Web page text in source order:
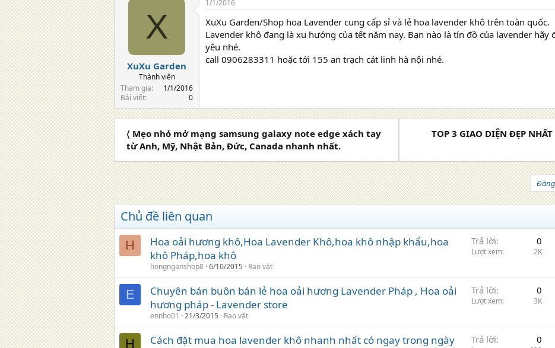
g
h
ó
a
X
XuXu Garden
Thành viên
Tham gia
1/1/2016
Bài viết
0
1/1/2016
XuXu Garden/Shop hoa Lavender cung cấp sỉ và lẻ hoa lavender khô trên toàn quốc.
Lavender khô đang là xu hướng của tết năm nay. Bạn nào là tín đồ của lavender
yêu nhé.
call 0906283311 hoặc tới 155 an trạch cát linh hà nội nhé.
〈 Mẹo nhỏ mở mạng samsung galaxy note edge xách tay
từ Anh, Mỹ, Nhật Bản, Đức, Canada nhanh nhất.
TOP 3 GIAO DIỆN ĐẸP NHẤT
Chủ đề liên quan
H
Hoa oải hương khô,Hoa Lavender Khô,hoa khô nhập khẩu,hoa
khô Pháp,hoa khô
hongnganshop8 6/10/2015 Rao vặt
Trả lời 0
Lượt xem 2K
E
Chuyên bán buôn bán lẻ hoa oải hương Lavender Pháp , Hoa oải
hương pháp - Lavender store
ennho01 21/3/2015 Rao vặt
Trả lời 0
Lượt xem 3K
H
Cách đặt mua hoa lavender khô nhanh nhất có ngay trong ngày
Trả lời 0